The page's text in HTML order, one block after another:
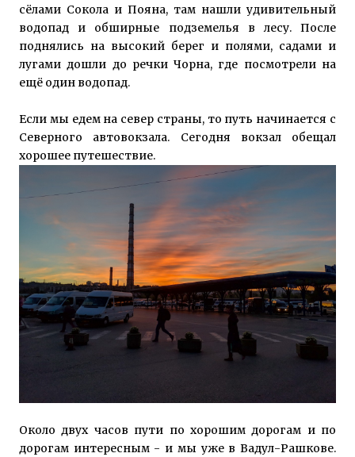
сёлами Сокола и Пояна, там нашли удивительный
водопад и обширные подземелья в лесу. После
поднялись на высокий берег и полями, садами и
лугами дошли до речки Чорна, где посмотрели на
ещё один водопад.
Если мы едем на север страны, то путь начинается с
Северного автовокзала. Сегодня вокзал обещал
хорошее путешествие.
Около двух часов пути по хорошим дорогам и по
дорогам интересным - и мы уже в Вадул-Рашкове.